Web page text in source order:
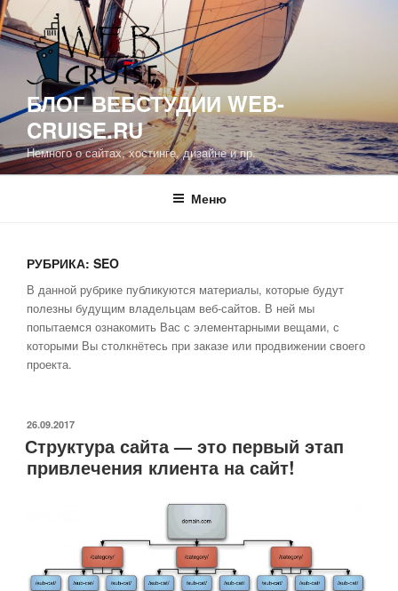
Перейти
к
содержимому
БЛОГ ВЕБСТУДИИ WEB-
CRUISE.RU
Немного о сайтах, хостинге, дизайне и пр.
Меню
РУБРИКА: SEO
В данной рубрике публикуются материалы, которые будут
полезны будущим владельцам веб-сайтов. В ней мы
попытаемся ознакомить Вас с элементарными вещами, с
которыми Вы столкнётесь при заказе или продвижении своего
проекта.
ОПУБЛИКОВАНО
26.09.2017
Структура сайта — это первый этап
привлечения клиента на сайт!